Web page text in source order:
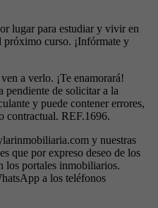
lugar para estudiar y vivir en
próximo curso. ¡Infórmate y
a verlo. ¡Te enamorará!
pendiente de solicitar a la
y puede contener errores,
contractual. REF.1696.
y nuestras
que por expreso deseo de los
los portales inmobiliarios.
a los teléfonos